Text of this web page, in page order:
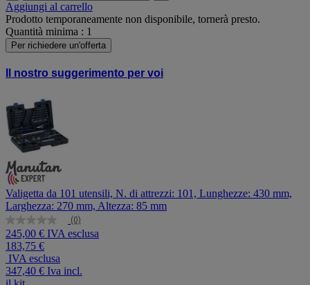
Aggiungi al carrello
Prodotto temporaneamente non disponibile, tornerà presto.
Quantità minima : 1
Per richiedere un'offerta
Il nostro suggerimento per voi
Valigetta da 101 utensili, N. di attrezzi: 101, Lunghezze: 430 mm,
Larghezza: 270 mm, Altezza: 85 mm
Nessuna
valutazione
Stesso
link
alla
pagina.
(0)
245,00 € IVA esclusa
183,75 €
IVA esclusa
347,40 € Iva incl.